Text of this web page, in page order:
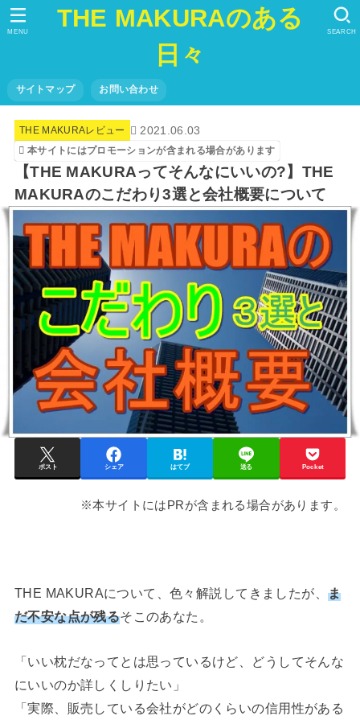
THE MAKURAのある
日々
サイトマップ お問い合わせ
SEARCH
MENU
THE MAKURAレビュー 2021.06.03
本サイトにはプロモーションが含まれる場合があります
【THE MAKURAってそんなにいいの?】THE
MAKURAのこだわり3選と会社概要について
ポスト シェア はてブ 送る Pocket
※本サイトにはPRが含まれる場合があります。
THE MAKURAについて、色々解説してきましたが、ま
だ不安な点が残るそこのあなた。
「いい枕だなってとは思っているけど、どうしてそんな
にいいのか詳しくしりたい」
「実際、販売している会社がどのくらいの信用性がある